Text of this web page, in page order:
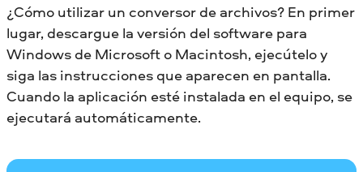
¿Cómo utilizar un conversor de archivos? En primer
lugar, descargue la versión del software para
Windows de Microsoft o Macintosh, ejecútelo y
siga las instrucciones que aparecen en pantalla.
Cuando la aplicación esté instalada en el equipo, se
ejecutará automáticamente.